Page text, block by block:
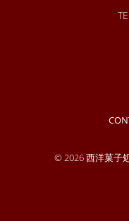
© 2026 西洋菓子